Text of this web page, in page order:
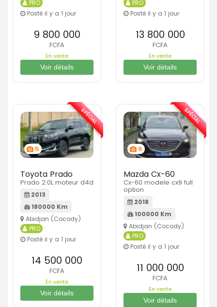
PRO
Posté il y a 1 jour
9 800 000
FCFA
En vente
Voir détails
PRO
Posté il y a 1 jour
13 800 000
FCFA
En vente
Voir détails
5
Toyota Prado
Prado 2.0L moteur d4d
2013
180000 Km
Abidjan (Cocody)
PRO
Posté il y a 1 jour
14 500 000
FCFA
En vente
Voir détails
SPÉCIAL
6
Mazda Cx-60
Cx-60 modele cx9 full
option
2018
100000 Km
Abidjan (Cocody)
PRO
Posté il y a 1 jour
11 000 000
FCFA
En vente
Voir détails
SPÉCIAL